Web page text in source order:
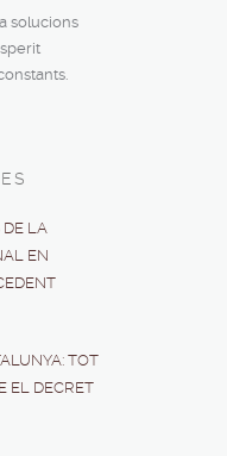
solucions
LA
EN
TOT
EL DECRET